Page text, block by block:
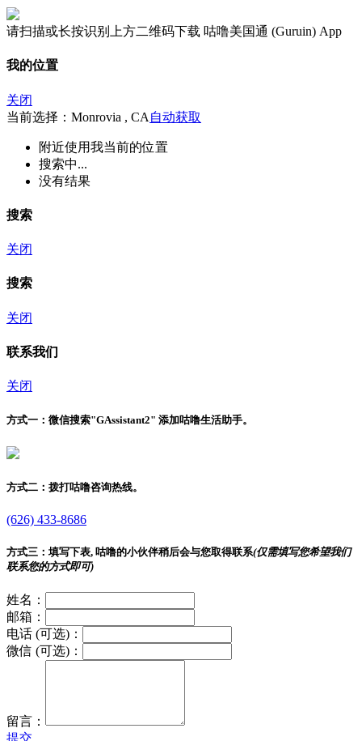
请扫描或长按识别上方二维码下载 咕噜美国通 (Guruin) App
我的位置
关闭
当前选择：Monrovia , CA 自动获取
附近使用我当前的位置
搜索中...
没有结果
搜索
关闭
搜索
关闭
联系我们
关闭
方式一： 微信搜索"GAssistant2" 添加咕噜生活助手。
方式二： 拨打咕噜咨询热线。
(626) 433-8686
方式三： 填写下表, 咕噜的小伙伴稍后会与您取得联系(仅需填写您希望我们
联系您的方式即可)
姓名：
邮箱：
电话 (可选)：
微信 (可选)：
留言：